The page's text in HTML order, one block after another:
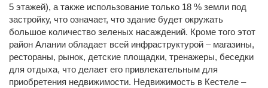
5 этажей), а также использование только 18 % земли под
застройку, что означает, что здание будет окружать
большое количество зеленых насаждений. Кроме того этот
район Алании обладает всей инфраструктурой – магазины,
рестораны, рынок, детские площадки, тренажеры, беседки
для отдыха, что делает его привлекательным для
приобретения недвижимости. Недвижимость в Кестеле –